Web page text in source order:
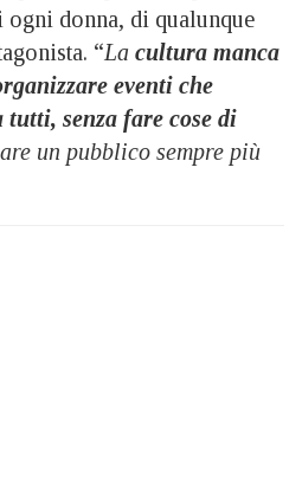
donna, di qualunque
“La cultura manca
eventi che
senza fare cose di
un pubblico sempre più